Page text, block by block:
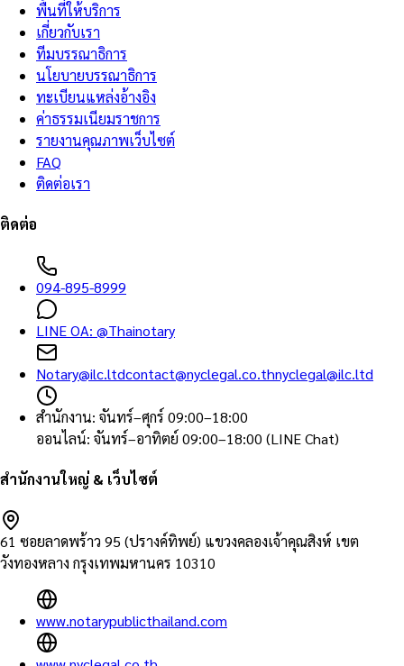
พื้นที่ให้บริการ
เกี่ยวกับเรา
ทีมบรรณาธิการ
นโยบายบรรณาธิการ
ทะเบียนแหล่งอ้างอิง
ค่าธรรมเนียมราชการ
รายงานคุณภาพเว็บไซต์
FAQ
ติดต่อเรา
ติดต่อ
094-895-8999
LINE OA: @Thainotary
Notary@ilc.ltdcontact@nyclegal.co.thnyclegal@ilc.ltd
สำนักงาน: จันทร์–ศุกร์ 09:00–18:00
ออนไลน์: จันทร์–อาทิตย์ 09:00–18:00 (LINE Chat)
สำนักงานใหญ่ & เว็บไซต์
61 ซอยลาดพร้าว 95 (ปรางค์ทิพย์) แขวงคลองเจ้าคุณสิงห์ เขต
วังทองหลาง กรุงเทพมหานคร 10310
www.notarypublicthailand.com